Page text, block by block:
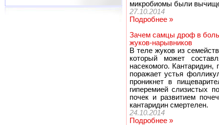
микробиомы были
27.10.2014
Подробнее »
Зачем самцы дроф в
жуков-нарывников
В теле жуков из
который может
насекомого.
поражает устья
проникнет в
гиперемией слизистых
почек и развитием
кантаридин смертелен.
24.10.2014
Подробнее »